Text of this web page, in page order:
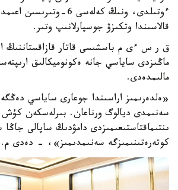
ءوتىلدى، ونىڭ كەلەسى 6-
قالاسىندا وتكىزۋ جوسپارلانىپ وتىر.
ق ر س ءى م باسشىسى قاتار قازاقستاننىڭ
ماڭىزدى ساياسي جانە ەكونوميكالىق
مالىمدەدى.
«ەلدەرىمىز اراسىندا جوعارى ساياسي
سەنىمدى ديالوگ ورناعان. بىرلەسكەن
ىنتىماقتاستىعىمىزدى دامۋدىڭ ساپالى جاڭا
كوتەرەتىنىمىزگە سەنىمدىمىز»، - دەدى م.